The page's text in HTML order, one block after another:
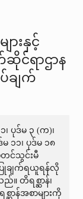
ားနှင့်
င်ရာဌာန
ချက်
ပုဒ်မ ၃ (က)၊
၁၁၊ ပုဒ်မ ၁၈
င်သွင်းမီ
ချက်ရယူရန်လို
ည်။ တိရစ္ဆာန်၊
ဆာန်အစာများကို